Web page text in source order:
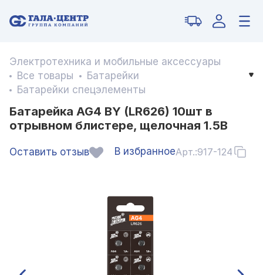
Электротехника и мобильные аксессуары
Все товары
Батарейки
Батарейки спецэлементы
Батарейка AG4 BY (LR626) 10шт в
отрывном блистере, щелочная 1.5В
Оставить отзыв В избранноеАрт.:917-124